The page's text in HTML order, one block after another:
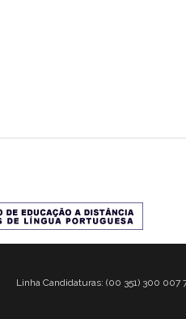
Linha Candidaturas: (00 351) 300